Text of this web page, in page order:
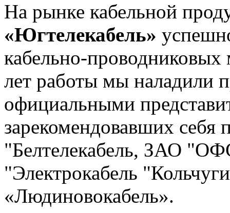
На рынке кабельной
«Югтелекабель»
кабельно-проводниковых
лет работы мы наладили
официальными
зарекомендовавших себя
"Белтелекабель, ЗАО
"Электрокабель
«Людиновокабель».